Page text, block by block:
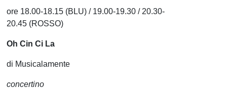
ore 18.00-18.15 (BLU) / 19.00-19.30 / 20.30-
20.45 (ROSSO)
Oh Cin Ci La
di Musicalamente
concertino